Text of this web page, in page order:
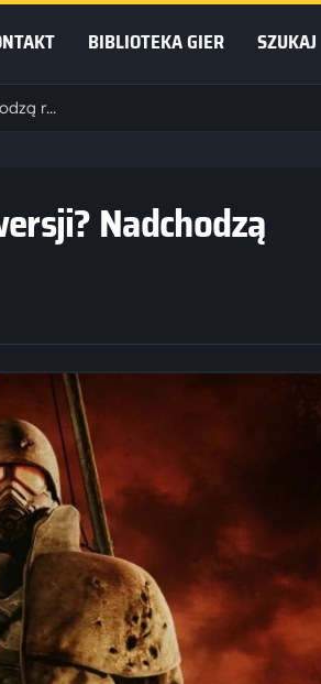
BIBLIOTEKA GIER SZUKAJ
Fallout 3 i New Vegas w odświeżonej wersji? Nadchodzą remastery kultowych RPG-ów
Nadchodzą